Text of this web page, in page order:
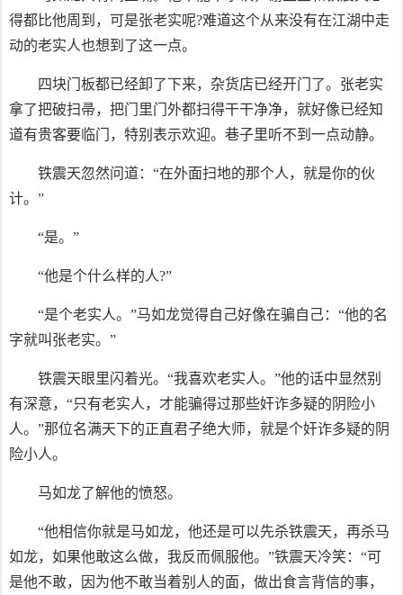
得都比他周到，可是张老实呢?难道这个从来没有在江湖中走
动的老实人也想到了这一点。
四块门板都已经卸了下来，杂货店已经开门了。张老实
拿了把破扫帚，把门里门外都扫得干干净净，就好像已经知
道有贵客要临门，特别表示欢迎。巷子里听不到一点动静。
铁震天忽然问道：“在外面扫地的那个人，就是你的伙
计。”
“是。”
“他是个什么样的人?”
“是个老实人。”马如龙觉得自己好像在骗自己：“他的名
字就叫张老实。”
铁震天眼里闪着光。“我喜欢老实人。”他的话中显然别
有深意，“只有老实人，才能骗得过那些奸诈多疑的阴险小
人。”那位名满天下的正直君子绝大师，就是个奸诈多疑的阴
险小人。
马如龙了解他的愤怒。
“他相信你就是马如龙，他还是可以先杀铁震天，再杀马
如龙，如果他敢这么做，我反而佩服他。”铁震天冷笑：“可
是他不敢，因为他不敢当着别人的面，做出食言背信的事，